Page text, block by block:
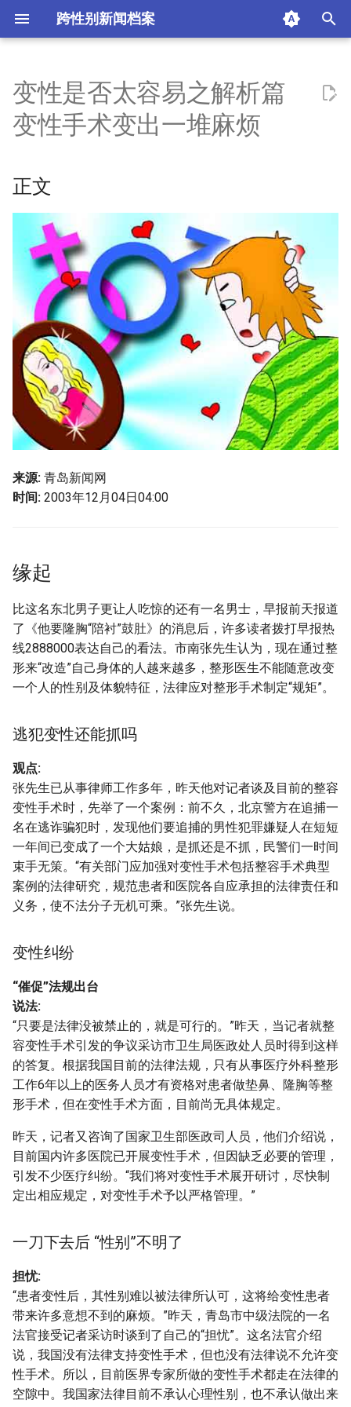
跨性别新闻档案
t
a
n
e
a
r
c
正文
逃犯变性还能抓吗
变性纠纷
一刀下去后 “性别”不明了
法规不健全医师风险大
“变性人”户籍怎么改
摘要与附加信息
附加信息 [Processed Page
Metadata]
变性是否太容易之解析篇
变性手术变出一堆麻烦
正文
来源: 青岛新闻网
时间: 2003年12月04日04:00
缘起
比这名东北男子更让人吃惊的还有一名男士，早报前天报道
了《他要隆胸“陪衬”鼓肚》的消息后，许多读者拨打早报热
线2888000表达自己的看法。市南张先生认为，现在通过整
形来“改造”自己身体的人越来越多，整形医生不能随意改变
一个人的性别及体貌特征，法律应对整形手术制定“规矩”。
逃犯变性还能抓吗
观点:
张先生已从事律师工作多年，昨天他对记者谈及目前的整容
变性手术时，先举了一个案例：前不久，北京警方在追捕一
名在逃诈骗犯时，发现他们要追捕的男性犯罪嫌疑人在短短
一年间已变成了一个大姑娘，是抓还是不抓，民警们一时间
束手无策。“有关部门应加强对变性手术包括整容手术典型
案例的法律研究，规范患者和医院各自应承担的法律责任和
义务，使不法分子无机可乘。”张先生说。
变性纠纷
“催促”法规出台
说法:
“只要是法律没被禁止的，就是可行的。”昨天，当记者就整
容变性手术引发的争议采访市卫生局医政处人员时得到这样
的答复。根据我国目前的法律法规，只有从事医疗外科整形
工作6年以上的医务人员才有资格对患者做垫鼻、隆胸等整
形手术，但在变性手术方面，目前尚无具体规定。
昨天，记者又咨询了国家卫生部医政司人员，他们介绍说，
目前国内许多医院已开展变性手术，但因缺乏必要的管理，
引发不少医疗纠纷。“我们将对变性手术展开研讨，尽快制
定出相应规定，对变性手术予以严格管理。”
一刀下去后 “性别”不明了
担忧:
“患者变性后，其性别难以被法律所认可，这将给变性患者
带来许多意想不到的麻烦。”昨天，青岛市中级法院的一名
法官接受记者采访时谈到了自己的“担忧”。这名法官介绍
说，我国没有法律支持变性手术，但也没有法律说不允许变
性手术。所以，目前医界专家所做的变性手术都走在法律的
空隙中。我国家法律目前不承认心理性别，也不承认做出来